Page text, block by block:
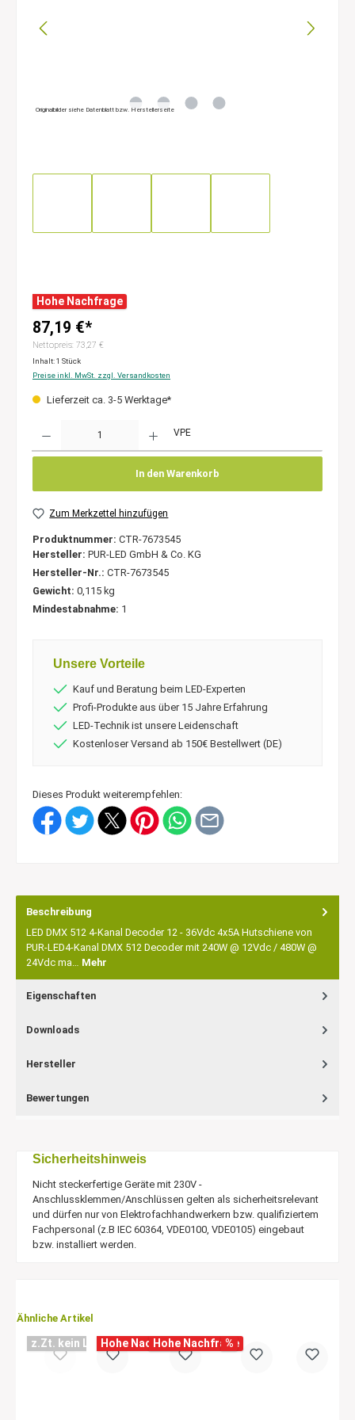
Originalbilder siehe Datenblatt bzw. Herstellerseite
Hohe Nachfrage
87,19 €*
Nettopreis: 73,27 €
Inhalt:1 Stück
Preise inkl. MwSt. zzgl. Versandkosten
Lieferzeit ca. 3-5 Werktage*
VPE
In den Warenkorb
Zum Merkzettel hinzufügen
Produktnummer: CTR-7673545
Hersteller: PUR-LED GmbH & Co. KG
Hersteller-Nr.: CTR-7673545
Gewicht: 0,115 kg
Mindestabnahme: 1
Unsere Vorteile
Kauf und Beratung beim LED-Experten
Profi-Produkte aus über 15 Jahre Erfahrung
LED-Technik ist unsere Leidenschaft
Kostenloser Versand ab 150€ Bestellwert (DE)
Dieses Produkt weiterempfehlen:
Beschreibung
LED DMX 512 4-Kanal Decoder 12 - 36Vdc 4x5A Hutschiene von
PUR-LED4-Kanal DMX 512 Decoder mit 240W @ 12Vdc / 480W @
24Vdc ma… Mehr
Eigenschaften
Downloads
Hersteller
Bewertungen
Sicherheitshinweis
Nicht steckerfertige Geräte mit 230V -
Anschlussklemmen/Anschlüssen gelten als sicherheitsrelevant
und dürfen nur von Elektrofachhandwerkern bzw. qualifiziertem
Fachpersonal (z.B IEC 60364, VDE0100, VDE0105) eingebaut
bzw. installiert werden.
Ähnliche Artikel
z.Zt. kein Lagerbestand
Hohe NachfrageHohe Nachfrage
%